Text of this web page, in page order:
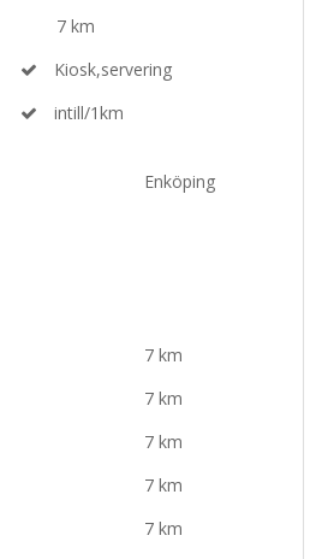
7 km
Kiosk,servering
intill/1km
Enköping
7 km
7 km
7 km
7 km
7 km